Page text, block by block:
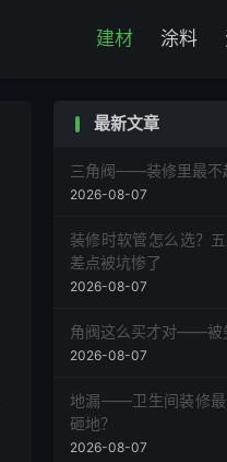
建材 涂料
最新文章
三角阀——装修里最不
2026-08-07
装修时软管怎么选？
差点被坑惨了
2026-08-07
角阀这么买才对——被
2026-08-07
地漏——卫生间装修最
砸地？
2026-08-07